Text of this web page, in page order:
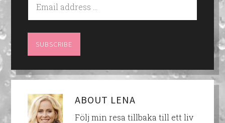
ABOUT LENA
Följ min resa tillbaka till ett liv